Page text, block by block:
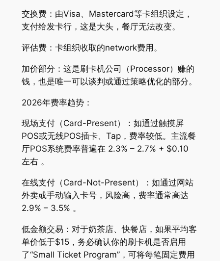
交换费：由Visa、Mastercard等卡组织设定，
支付给发卡行，这是大头，餐厅无法改变。
评估费：卡组织收取的network费用。
加价部分：这是刷卡机公司（Processor）赚的
钱，也是唯一可以谈判或通过策略优化的部分。
2026年费率趋势：
现场支付（Card-Present）：如通过触摸屏
POS或无线POS插卡、Tap，费率较低。主流餐
厅POS系统费率普遍在 2.3% – 2.7% + $0.10
左右 。
在线支付（Card-Not-Present）：如通过网站
外卖或手动输入卡号，风险高，费率通常高达
2.9% – 3.5% 。
低金额交易：对于奶茶店、快餐店，如果平均客
单价低于$15，务必确认你的刷卡机是否启用
了“Small Ticket Program”，可将每笔固定费用